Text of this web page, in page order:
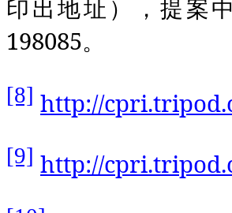
印出地址），提案
198085。
[8] http://
[9] http://